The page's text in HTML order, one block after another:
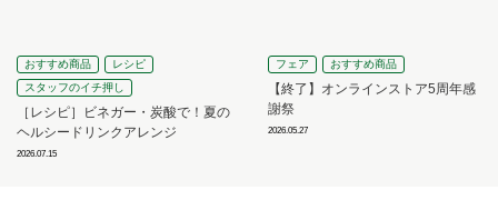
おすすめ商品
レシピ
スタッフのイチ押し
［レシピ］ビネガー・炭酸で！夏の
ヘルシードリンクアレンジ
2026.07.15
フェア おすすめ商品
【終了】オンラインストア5周年感
謝祭
2026.05.27